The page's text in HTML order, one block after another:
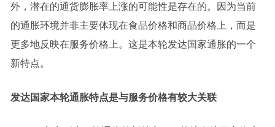
外，潜在的通货膨胀率上涨的可能性是存在的。因为当前
的通胀环境并非主要体现在食品价格和商品价格上，而是
更多地反映在服务价格上。这是本轮发达国家通胀的一个
新特点。
发达国家本轮通胀特点是与服务价格有较大关联